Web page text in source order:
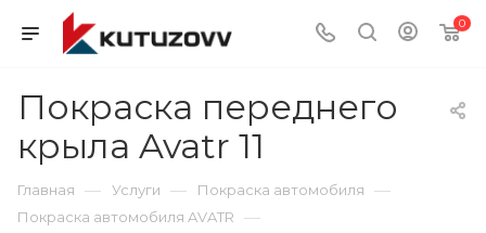
0
Покраска переднего
крыла Avatr 11
Главная — Услуги — Покраска автомобиля —
Покраска автомобиля AVATR —